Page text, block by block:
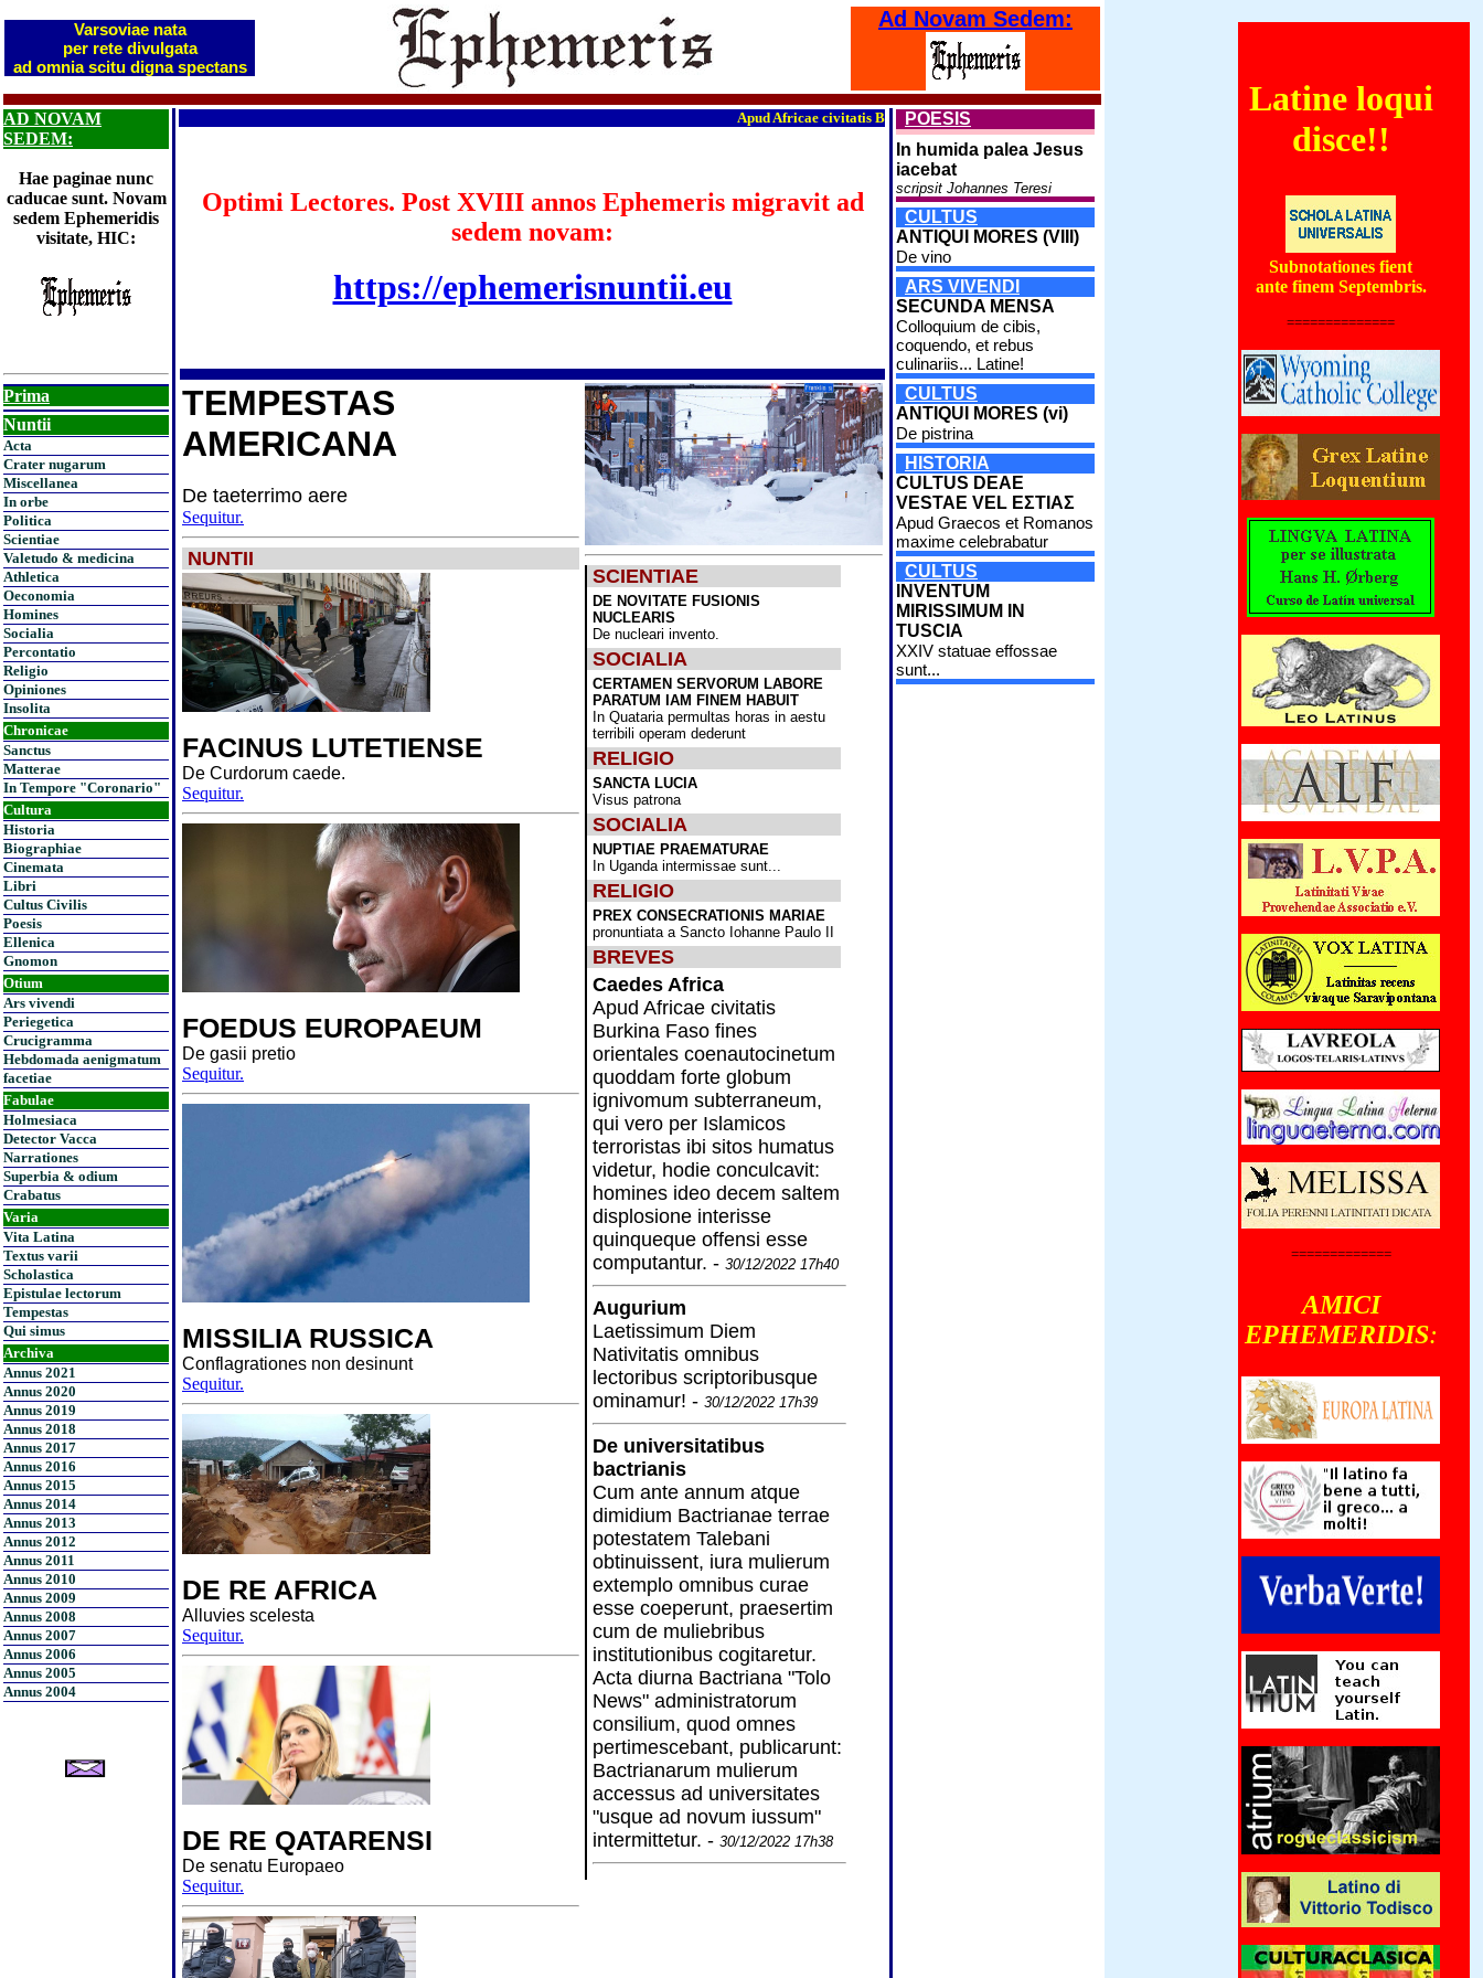
Varsoviae nata
per rete divulgata
ad omnia scitu digna spectans
Ad Novam Sedem:
AD NOVAM
SEDEM:
Hae paginae nunc
caducae sunt. Novam
sedem Ephemeridis
visitate, HIC:
Prima
Nuntii
Acta
Crater nugarum
Miscellanea
In orbe
Politica
Scientiae
Valetudo & medicina
Athletica
Oeconomia
Homines
Socialia
Percontatio
Religio
Opiniones
Insolita
Chronicae
Sanctus
Matterae
In Tempore "Coronario"
Cultura
Historia
Biographiae
Cinemata
Libri
Cultus Civilis
Poesis
Ellenica
Gnomon
Otium
Ars vivendi
Periegetica
Crucigramma
Hebdomada aenigmatum
facetiae
Fabulae
Holmesiaca
Detector Vacca
Narrationes
Superbia & odium
Crabatus
Varia
Vita Latina
Textus varii
Scholastica
Epistulae lectorum
Tempestas
Qui simus
Archiva
Annus 2021
Annus 2020
Annus 2019
Annus 2018
Annus 2017
Annus 2016
Annus 2015
Annus 2014
Annus 2013
Annus 2012
Annus 2011
Annus 2010
Annus 2009
Annus 2008
Annus 2007
Annus 2006
Annus 2005
Annus 2004
Apud Africae civitatis Burkina Faso fines orientales coenautocinetum quoddam forte globum ignivomum subterraneum,
Optimi Lectores. Post XVIII annos Ephemeris migravit ad
sedem novam:
https://ephemerisnuntii.eu
TEMPESTAS
AMERICANA
De taeterrimo aere
Sequitur.
NUNTII
FACINUS LUTETIENSE
De Curdorum caede.
Sequitur.
FOEDUS EUROPAEUM
De gasii pretio
Sequitur.
MISSILIA RUSSICA
Conflagrationes non desinunt
Sequitur.
DE RE AFRICA
Alluvies scelesta
Sequitur.
DE RE QATARENSI
De senatu Europaeo
Sequitur.
SCIENTIAE
DE NOVITATE FUSIONIS
NUCLEARIS
De nucleari invento.
SOCIALIA
CERTAMEN SERVORUM LABORE
PARATUM IAM FINEM HABUIT
In Quataria permultas horas in aestu
terribili operam dederunt
RELIGIO
SANCTA LUCIA
Visus patrona
SOCIALIA
NUPTIAE PRAEMATURAE
In Uganda intermissae sunt...
RELIGIO
PREX CONSECRATIONIS MARIAE
pronuntiata a Sancto Iohanne Paulo II
BREVES
Caedes Africa
Apud Africae civitatis
Burkina Faso fines
orientales coenautocinetum
quoddam forte globum
ignivomum subterraneum,
qui vero per Islamicos
terroristas ibi sitos humatus
videtur, hodie conculcavit:
homines ideo decem saltem
displosione interisse
quinqueque offensi esse
computantur. - 30/12/2022 17h40
Augurium
Laetissimum Diem
Nativitatis omnibus
lectoribus scriptoribusque
ominamur! - 30/12/2022 17h39
De universitatibus
bactrianis
Cum ante annum atque
dimidium Bactrianae terrae
potestatem Talebani
obtinuissent, iura mulierum
extemplo omnibus curae
esse coeperunt, praesertim
cum de muliebribus
institutionibus cogitaretur.
Acta diurna Bactriana "Tolo
News" administratorum
consilium, quod omnes
pertimescebant, publicarunt:
Bactrianarum mulierum
accessus ad universitates
"usque ad novum iussum"
intermittetur. - 30/12/2022 17h38
POESIS
In humida palea Jesus
iacebat
scripsit Johannes Teresi
CULTUS
ANTIQUI MORES (VIII)
De vino
ARS VIVENDI
SECUNDA MENSA
Colloquium de cibis,
coquendo, et rebus
culinariis... Latine!
CULTUS
ANTIQUI MORES (vi)
De pistrina
HISTORIA
CULTUS DEAE
VESTAE VEL ΕΣΤΙΑΣ
Apud Graecos et Romanos
maxime celebrabatur
CULTUS
INVENTUM
MIRISSIMUM IN
TUSCIA
XXIV statuae effossae
sunt...
Latine loqui
disce!!
Subnotationes fient
ante finem Septembris.
==============
=============
AMICI
EPHEMERIDIS: